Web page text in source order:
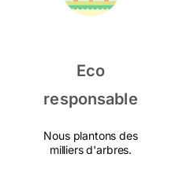
Eco
responsable
Nous plantons des
milliers d'arbres.